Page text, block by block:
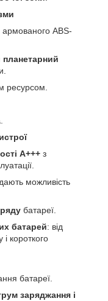
армованого ABS-
ресурсом.
.
А+++ з
можливість
батареї.
батарей: від
короткого
батареї.
заряджання і